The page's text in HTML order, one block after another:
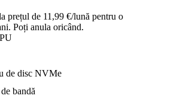
prețul de 11,99 €/lună pentru o
Poți anula oricând.
de disc NVMe
bandă